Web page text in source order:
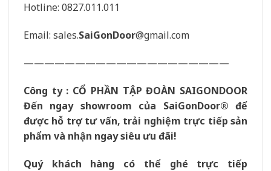
Hotline: 0827.011.011
Email: sales.SaiGonDoor@gmail.com
————————————————————
Công ty : CỔ PHẦN TẬP ĐOÀN SAIGONDOOR
Đến ngay showroom của SaiGonDoor® để
được hỗ trợ tư vấn, trải nghiệm trực tiếp sản
phẩm và nhận ngay siêu ưu đãi!
Quý khách hàng có thể ghé trực tiếp